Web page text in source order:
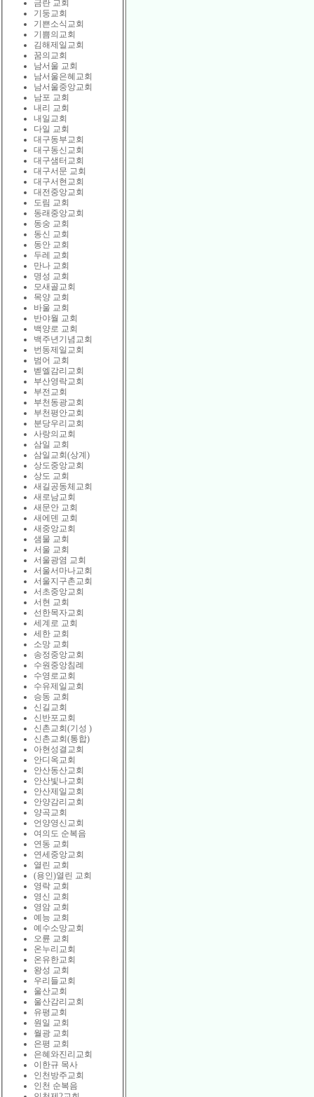
금란 교회
기둥교회
기쁜소식교회
기쁨의교회
김해제일교회
꿈의교회
남서울 교회
남서울은혜교회
남서울중앙교회
남포 교회
내리 교회
내일교회
다일 교회
대구동부교회
대구동신교회
대구샘터교회
대구서문 교회
대구서현교회
대전중앙교회
도림 교회
동래중앙교회
동숭 교회
동신 교회
동안 교회
두레 교회
만나 교회
명성 교회
모새골교회
목양 교회
바울 교회
반야월 교회
백양로 교회
백주년기념교회
번동제일교회
범어 교회
벧엘감리교회
부산영락교회
부전교회
부천동광교회
부천평안교회
분당우리교회
사랑의교회
삼일 교회
삼일교회(상계)
상도중앙교회
상도 교회
새길공동체교회
새로남교회
새문안 교회
새에덴 교회
새중앙교회
샘물 교회
서울 교회
서울광염 교회
서울서마나교회
서울지구촌교회
서초중앙교회
서현 교회
선한목자교회
세계로 교회
세한 교회
소망 교회
송정중앙교회
수원중앙침례
수영로교회
수유제일교회
승동 교회
신길교회
신반포교회
신촌교회(기성 )
신촌교회(통합)
아현성결교회
안디옥교회
안산동산교회
안산빛나교회
안산제일교회
안양감리교회
양곡교회
언양영신교회
여의도 순복음
연동 교회
연세중앙교회
열린 교회
(용인)열린 교회
영락 교회
영신 교회
영암 교회
예능 교회
예수소망교회
오륜 교회
온누리교회
온유한교회
왕성 교회
우리들교회
울산교회
울산감리교회
유평교회
원일 교회
월광 교회
은평 교회
은혜와진리교회
이한규 목사
인천방주교회
인천 순복음